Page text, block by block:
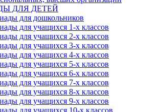
ДЛЯ ДЕТЕЙ
для дошкольников
для учащихся 1-х классов
для учащихся 2-х классов
для учащихся 3-х классов
для учащихся 4-х классов
для учащихся 5-х классов
для учащихся 6-х классов
для учащихся 7-х классов
для учащихся 8-х классов
для учащихся 9-х классов
для учащихся 10-х классов